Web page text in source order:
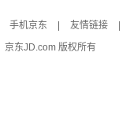
手机京东 友情链接
京东JD.com 版权所有